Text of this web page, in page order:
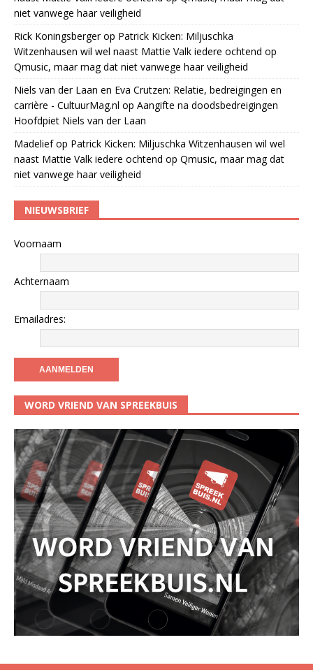
niet vanwege haar veiligheid
Rick Koningsbergerop Patrick Kicken: Miljuschka
Witzenhausen wil wel naast Mattie Valk iedere ochtend op
Qmusic, maar mag dat niet vanwege haar veiligheid
Niels van der Laan en Eva Crutzen: Relatie, bedreigingen en
carrière - CultuurMag.nl op Aangifte na doodsbedreigingen
Hoofdpiet Niels van der Laan
Madeliefop Patrick Kicken: Miljuschka Witzenhausen wil wel
naast Mattie Valk iedere ochtend op Qmusic, maar mag dat
niet vanwege haar veiligheid
NIEUWSBRIEF
Voornaam
Achternaam
Emailadres:
WORD VRIEND VAN SPREEKBUIS